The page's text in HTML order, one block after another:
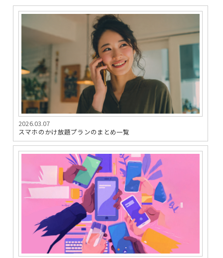
2026.03.07
スマホのかけ放題プランのまとめ一覧